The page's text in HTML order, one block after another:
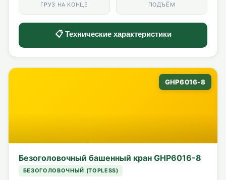
ГРУЗ НА КОНЦЕ ПОДЪЁМ
📋 Технические характеристики
GHP6016-8
Безоголовочный башенный кран GHP6016-8
БЕЗОГОЛОВОЧНЫЙ (TOPLESS)